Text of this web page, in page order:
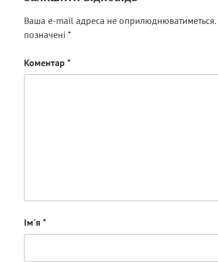
Ваша e-mail адреса не оприлюднюватиметься.
позначені *
Коментар *
Ім'я *